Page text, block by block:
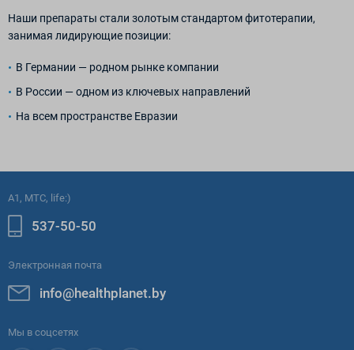
Наши препараты стали золотым стандартом фитотерапии,
занимая лидирующие позиции:
В Германии — родном рынке компании
В России — одном из ключевых направлений
На всем пространстве Евразии
A1, МТС, life:)
537-50-50
Электронная почта
info@healthplanet.by
Мы в соцсетях